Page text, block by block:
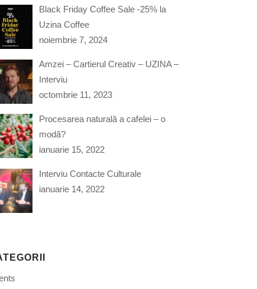
Black Friday Coffee Sale -25% la
Uzina Coffee
noiembrie 7, 2024
Amzei – Cartierul Creativ – UZINA –
Interviu
octombrie 11, 2023
Procesarea naturală a cafelei – o
modă?
ianuarie 15, 2022
Interviu Contacte Culturale
ianuarie 14, 2022